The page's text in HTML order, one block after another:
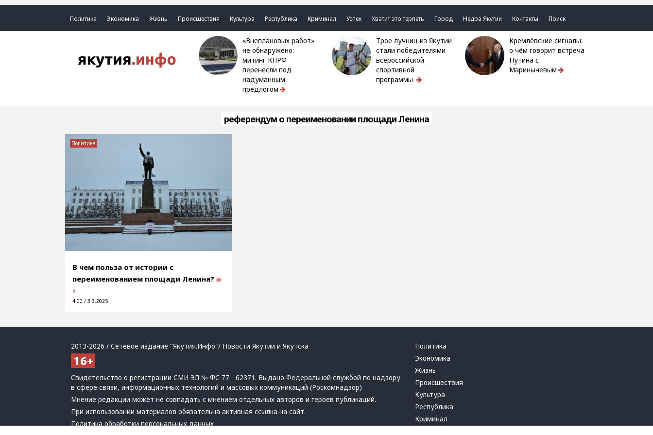
Политика Экономика Жизнь Происшествия Культура Республика Криминал Успех Хватит это терпеть Город Недра Якутии Контакты Поиск
«Внеплановых работ»
не обнаружено:
митинг КПРФ
перенесли под
надуманным
предлогом
Трое лучниц из Якутии
стали победителями
всероссийской
спортивной
программы
Кремлёвские сигналы:
о чём говорит встреча
Путина с
Маринычевым
референдум о переименовании площади Ленина
В чем польза от истории с
переименованием площади Ленина?
9
4:00 / 3.3.2025
Политика
2013-2026 / Сетевое издание "Якутия.Инфо"/ Новости Якутии и Якутска
Свидетельство о регистрации СМИ ЭЛ № ФС 77 - 62371. Выдано Федеральной службой по надзору
в сфере связи, информационных технологий и массовых коммуникаций (Роскомнадзор)
Мнение редакции может не совпадать с мнением отдельных авторов и героев публикаций.
При использовании материалов обязательна активная ссылка на сайт.
Политика обработки персональных данных
Политика
Экономика
Жизнь
Происшествия
Культура
Республика
Криминал